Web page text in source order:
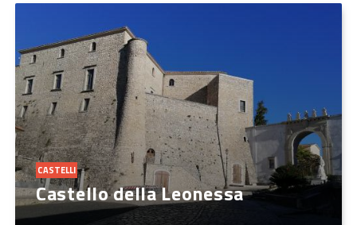
CASTELLI
Castello della Leonessa